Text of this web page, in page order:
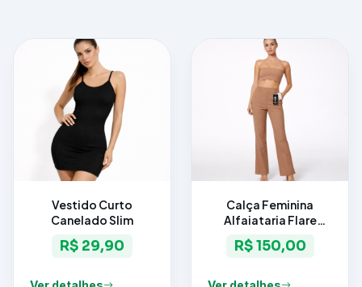
Vestido Curto
Canelado Slim
R$ 29,90
Calça Feminina
Alfaiataria Flare
Elegance
R$ 150,00